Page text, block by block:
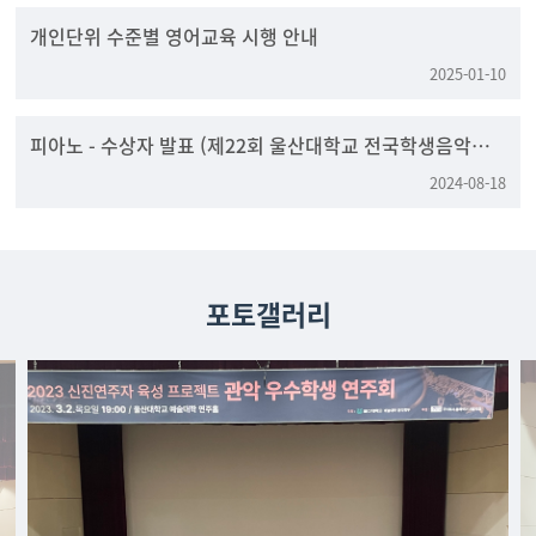
개인단위 수준별 영어교육 시행 안내
2025-01-10
피아노 - 수상자 발표 (제22회 울산대학교 전국학생음악콩
2024-08-18
포토갤러리